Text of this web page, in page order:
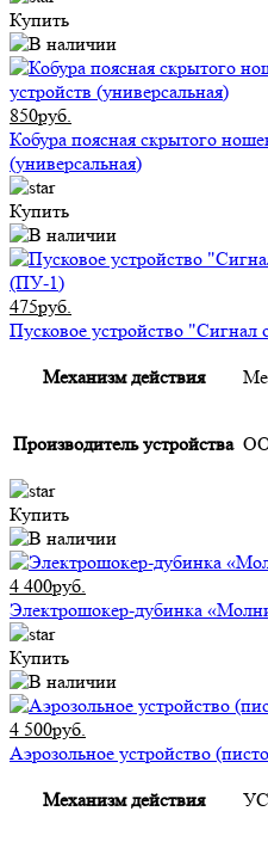
Купить
850руб.
Кобура поясная скрытого
(универсальная)
Купить
475руб.
Пусковое устройство
Механизм действия
Производитель устройства
Купить
4 400руб.
Электрошокер-дубинка
Купить
4 500руб.
Аэрозольное устройство
Механизм действия